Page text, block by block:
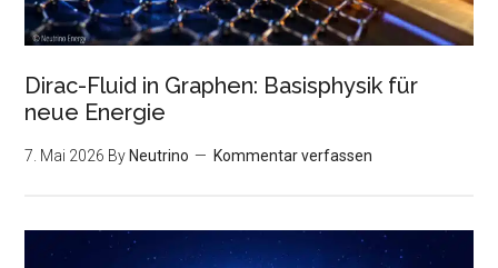
Dirac-Fluid in Graphen: Basisphysik für
neue Energie
7. Mai 2026 By Neutrino Kommentar verfassen